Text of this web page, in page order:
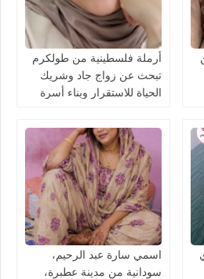
أرملة فلسطينية من طولكرم
تبحث عن زواج جاد وشريك
الحياة للاستقرار وبناء أسرة
اسمي سارة عبد الرحيم،
سودانية من مدينة عطبرة،